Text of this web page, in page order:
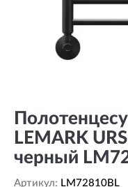
LEMARK
черный
Артикул: LM72810BL